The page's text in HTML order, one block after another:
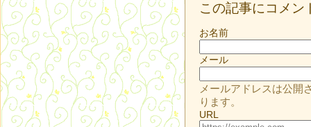
この記事にコメン
お名前
メール
メールアドレスは公開
ります。
URL